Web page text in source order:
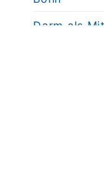
Darm als